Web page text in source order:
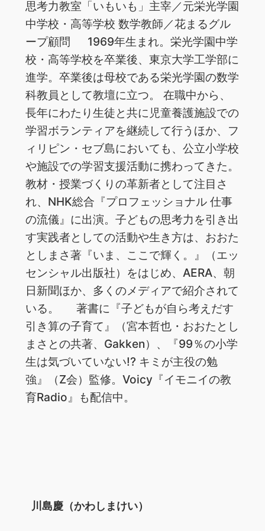
思考力教室「いもいも」主宰／元栄光学園
中学校・高等学校 数学教師／花まるグル
ープ顧問 1969年生まれ。栄光学園中学
校・高等学校を卒業後、東京大学工学部に
進学。卒業後は母校である栄光学園の数学
科教員として教壇に立つ。 在職中から、
長年にわたり生徒と共に児童養護施設での
学習ボランティアを継続して行うほか、フ
ィリピン・セブ島においても、公立小学校
や施設での学習支援活動に携わってきた。
教材・授業づくりの革新者として注目さ
れ、NHK総合『プロフェッショナル 仕事
の流儀』に出演。子どもの思考力を引き出
す実践者としての活動や生き方は、おおた
としまさ著『いま、ここで輝く。』（エッ
センシャル出版社）をはじめ、AERA、朝
日新聞ほか、多くのメディアで紹介されて
いる。 著書に『子どもが自ら考えだす
引き算の子育て』（宮本哲也・おおたとし
まさとの共著、Gakken）、『99％の小学
生は気づいていない!? キミが主役の勉
強』（Z会）監修。Voicy『イモニイの教
育Radio』も配信中。
川島慶（かわしまけい）